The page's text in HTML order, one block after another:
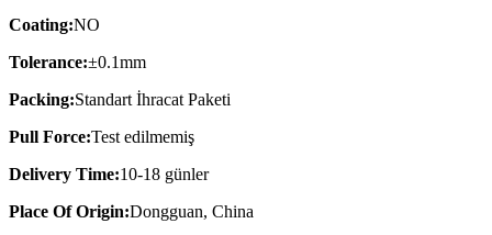
Coating:NO
Tolerance:±0.1mm
Packing:Standart İhracat Paketi
Pull Force:Test edilmemiş
Delivery Time:10-18 günler
Place Of Origin:Dongguan, China